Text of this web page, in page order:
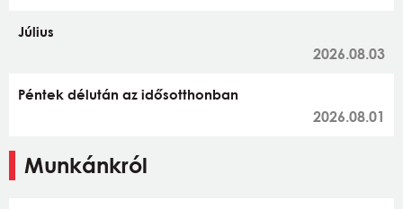
Július
2026.08.03
Péntek délután az idősotthonban
2026.08.01
Munkánkról